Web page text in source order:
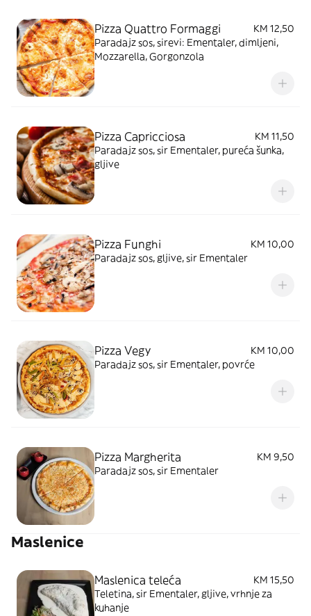
Pizza Quattro Formaggi
KM 12,50
Paradajz sos, sirevi: Ementaler, dimljeni,
Mozzarella, Gorgonzola
Pizza Capricciosa
KM 11,50
Paradajz sos, sir Ementaler, pureća šunka,
gljive
Pizza Funghi
KM 10,00
Paradajz sos, gljive, sir Ementaler
Pizza Vegy
KM 10,00
Paradajz sos, sir Ementaler, povrće
Pizza Margherita
KM 9,50
Paradajz sos, sir Ementaler
Maslenice
Maslenica teleća
KM 15,50
Teletina, sir Ementaler, gljive, vrhnje za
kuhanje